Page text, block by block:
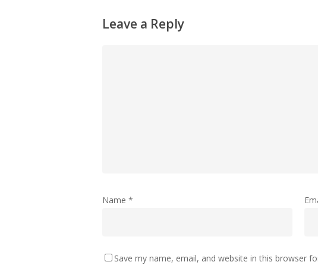
Leave a Reply
Name *
Save my name, email, and website in this browser